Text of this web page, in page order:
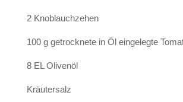
2 Knoblauchzehen
100 g getrocknete in Öl eingelegte
8 EL Olivenöl
Kräutersalz